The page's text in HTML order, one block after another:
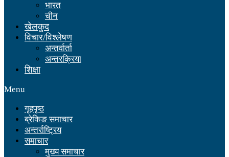
भारत
चीन
खेलकुद
विचार/विश्लेषण
अन्तर्वार्ता
अन्तरक्रिया
शिक्षा
Menu
गृहपृष्ठ
ब्रेकिङ समाचार
अन्तर्राष्ट्रिय
समाचार
मुख्य समाचार